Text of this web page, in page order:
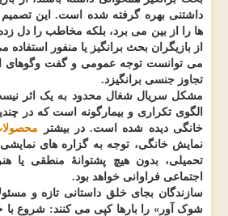
داشتنی بهره گرفته شده است. این تصمیم
ها را از بین می برد، بلکه مخاطب را دل
از بازیگران بحث برانگیز یا منفور
می توانست توجه عمومی و گفت وگوهای
تجاوز جنسی برانگیزد.
مشکل سریال شغال محدود به یک اثر
الگوی تکراری و بیمارگونه است که در
خانگی دیده شده است. در بیشتر
نمایش خانگی، توجه به گزاره های
تحمیلی، بدون هیچ پشتوانهٔ منطقی یا
اجتماعی فراوانی خواهد بود.
سازندگان بجای خلق داستانی تازه و
شوک آور» را بارها کپی می کنند: شروع